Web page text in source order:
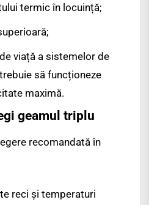
termic în locuință;
viață a sistemelor de
să funcționeze
maximă.
geamul triplu
recomandată în
reci și temperaturi